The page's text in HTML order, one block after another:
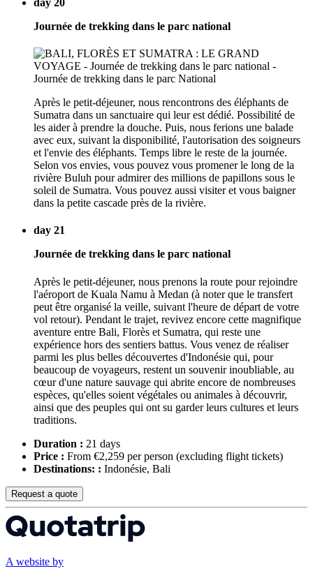
Journée de trekking dans le parc national
Après le petit-déjeuner, nous rencontrons des éléphants de
Sumatra dans un sanctuaire qui leur est dédié. Possibilité de
les aider à prendre la douche. Puis, nous ferions une balade
avec eux, suivant la disponibilité, l'autorisation des soigneurs
et l'envie des éléphants. Temps libre le reste de la journée.
Selon vos envies, vous pouvez vous promener le long de la
rivière Buluh pour admirer des millions de papillons sous le
soleil de Sumatra. Vous pouvez aussi visiter et vous baigner
dans la petite cascade près de la rivière.
day 21
Journée de trekking dans le parc national
Après le petit-déjeuner, nous prenons la route pour rejoindre
l'aéroport de Kuala Namu à Medan (à noter que le transfert
peut être organisé la veille, suivant l'heure de départ de votre
vol retour). Pendant le trajet, revivez encore cette magnifique
aventure entre Bali, Florès et Sumatra, qui reste une
expérience hors des sentiers battus. Vous venez de réaliser
parmi les plus belles découvertes d'Indonésie qui, pour
beaucoup de voyageurs, restent un souvenir inoubliable, au
cœur d'une nature sauvage qui abrite encore de nombreuses
espèces, qu'elles soient végétales ou animales à découvrir,
ainsi que des peuples qui ont su garder leurs cultures et leurs
traditions.
Duration : 21 days
Price : From €2,259 per person (excluding flight tickets)
Destinations: : Indonésie, Bali
Request a quote
A website by